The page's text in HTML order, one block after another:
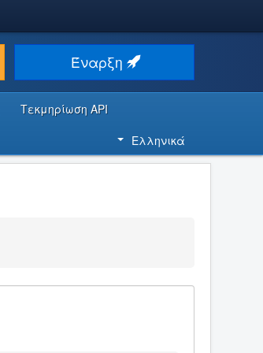
Έναρξη
Τεκμηρίωση API
Ελληνικά